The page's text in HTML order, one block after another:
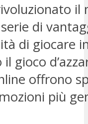
il
di
di giocare
gioco
offrono
più